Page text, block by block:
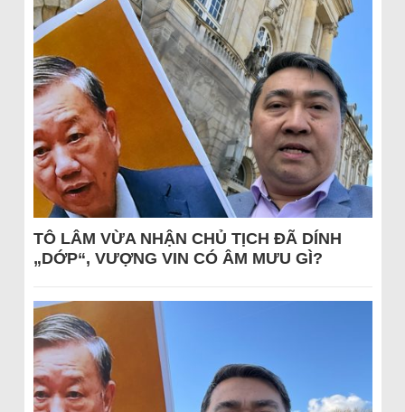
TÔ LÂM VỪA NHẬN CHỦ TỊCH ĐÃ DÍNH
„DỚP“, VƯỢNG VIN CÓ ÂM MƯU GÌ?